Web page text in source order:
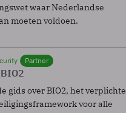
waar Nederlandse
moeten voldoen.
Partner
gids over BIO2, het verplichte
voor alle